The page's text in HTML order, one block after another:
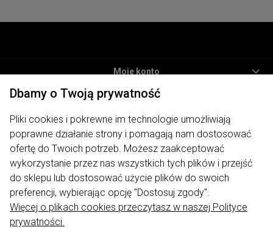
Moje konto
Informacje
Płatności i dostawa
O nas
ODWIEDŹ NAS
Sklep internetowy My Lauren | ul. Traugutta 7, 62-400 Słupca |
Dbamy o Twoją prywatność
Pliki cookies i pokrewne im technologie umożliwiają
poprawne działanie strony i pomagają nam dostosować
ofertę do Twoich potrzeb. Możesz zaakceptować
wykorzystanie przez nas wszystkich tych plików i przejść
do sklepu lub dostosować użycie plików do swoich
preferencji, wybierając opcję "Dostosuj zgody".
Więcej o plikach cookies przeczytasz w naszej Polityce
prywatności.